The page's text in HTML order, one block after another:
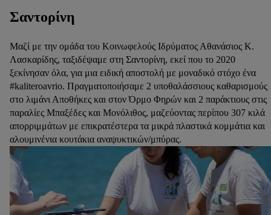
Σαντορίνη
Μαζί με την ομάδα του Κοινωφελούς Ιδρύματος Αθανάσιος Κ.
Λασκαρίδης, ταξιδέψαμε στη Σαντορίνη, εκεί που το 2020
ξεκίνησαν όλα, για μια ειδική αποστολή με μοναδικό στόχο ένα
#kaliteroavrio. Πραγματοποιήσαμε 2 υποθαλάσσιους καθαρισμούς
στο λιμάνι Αποθήκες και στον Όρμο Φηρών και 2 παράκτιους στις
παραλίες Μπαξέδες και Μονόλιθος, μαζεύοντας περίπου 307 κιλά
απορριμμάτων με επικρατέστερα τα μικρά πλαστικά κομμάτια και
αλουμινένια κουτάκια αναψυκτικών/μπύρας.